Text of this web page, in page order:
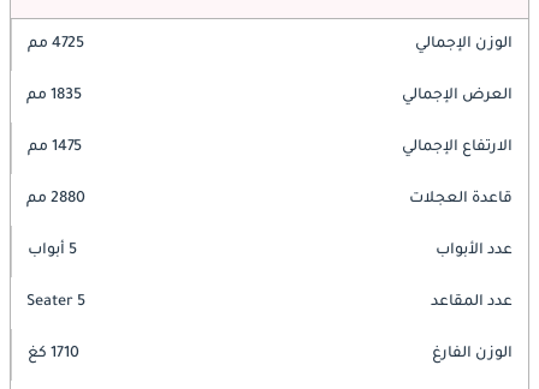
الوزن الإجمالي 4725 مم
العرض الإجمالي 1835 مم
الارتفاع الإجمالي 1475 مم
قاعدة العجلات 2880 مم
عدد الأبواب 5 أبواب
عدد المقاعد 5 Seater
الوزن الفارغ 1710 كغ